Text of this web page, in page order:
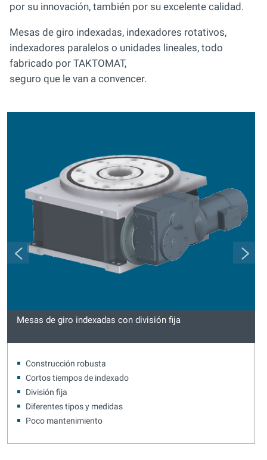
por su innovación, también por su excelente calidad.
Mesas de giro indexadas, indexadores rotativos,
indexadores paralelos o unidades lineales, todo
fabricado por TAKTOMAT,
seguro que le van a convencer.
Mesas de giro indexadas con división fija
Construcción robusta
Cortos tiempos de indexado
División fija
Diferentes tipos y medidas
Poco mantenimiento